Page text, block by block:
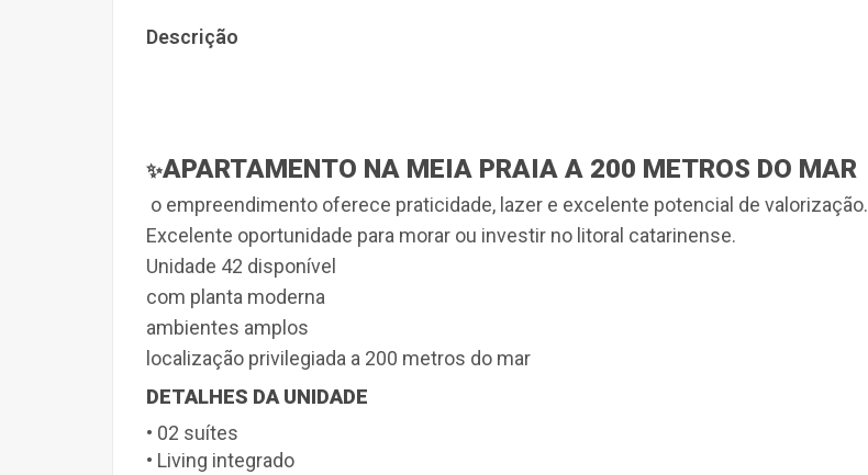
Descrição
✨APARTAMENTO NA MEIA PRAIA A 200 METROS DO MAR
o empreendimento oferece praticidade, lazer e excelente potencial de valorização.
Excelente oportunidade para morar ou investir no litoral catarinense.
Unidade 42 disponível
com planta moderna
ambientes amplos
localização privilegiada a 200 metros do mar
DETALHES DA UNIDADE
• 02 suítes
• Living integrado